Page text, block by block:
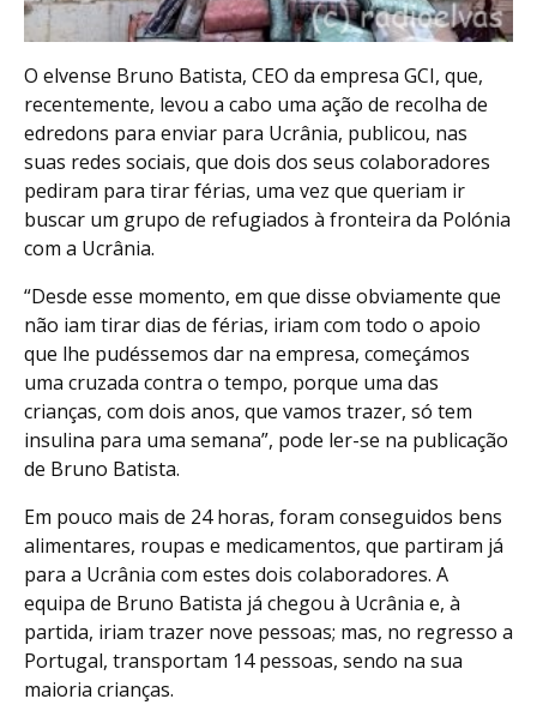
O elvense Bruno Batista, CEO da empresa GCI, que,
recentemente, levou a cabo uma ação de recolha de
edredons para enviar para Ucrânia, publicou, nas
suas redes sociais, que dois dos seus colaboradores
pediram para tirar férias, uma vez que queriam ir
buscar um grupo de refugiados à fronteira da Polónia
com a Ucrânia.
“Desde esse momento, em que disse obviamente que
não iam tirar dias de férias, iriam com todo o apoio
que lhe pudéssemos dar na empresa, começámos
uma cruzada contra o tempo, porque uma das
crianças, com dois anos, que vamos trazer, só tem
insulina para uma semana”, pode ler-se na publicação
de Bruno Batista.
Em pouco mais de 24 horas, foram conseguidos bens
alimentares, roupas e medicamentos, que partiram já
para a Ucrânia com estes dois colaboradores. A
equipa de Bruno Batista já chegou à Ucrânia e, à
partida, iriam trazer nove pessoas; mas, no regresso a
Portugal, transportam 14 pessoas, sendo na sua
maioria crianças.